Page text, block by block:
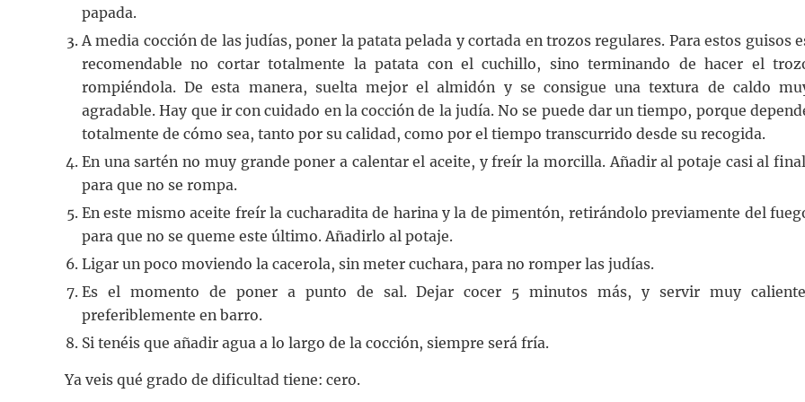
papada.
A media cocción de las judías, poner la patata pelada y cortada en trozos regulares. Para estos guisos
recomendable no cortar totalmente la patata con el cuchillo, sino terminando de hacer el
rompiéndola. De esta manera, suelta mejor el almidón y se consigue una textura de caldo
agradable. Hay que ir con cuidado en la cocción de la judía. No se puede dar un tiempo, porque
totalmente de cómo sea, tanto por su calidad, como por el tiempo transcurrido desde su recogida.
En una sartén no muy grande poner a calentar el aceite, y freír la morcilla. Añadir al potaje casi al
para que no se rompa.
En este mismo aceite freír la cucharadita de harina y la de pimentón, retirándolo previamente del
para que no se queme este último. Añadirlo al potaje.
Ligar un poco moviendo la cacerola, sin meter cuchara, para no romper las judías.
Es el momento de poner a punto de sal. Dejar cocer 5 minutos más, y servir muy
preferiblemente en barro.
Si tenéis que añadir agua a lo largo de la cocción, siempre será fría.
Ya veis qué grado de dificultad tiene: cero.